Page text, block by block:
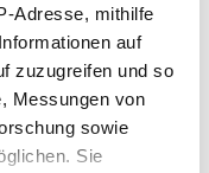
Adresse, mithilfe
auf
zuzugreifen und so
Messungen von
sowie
Sie